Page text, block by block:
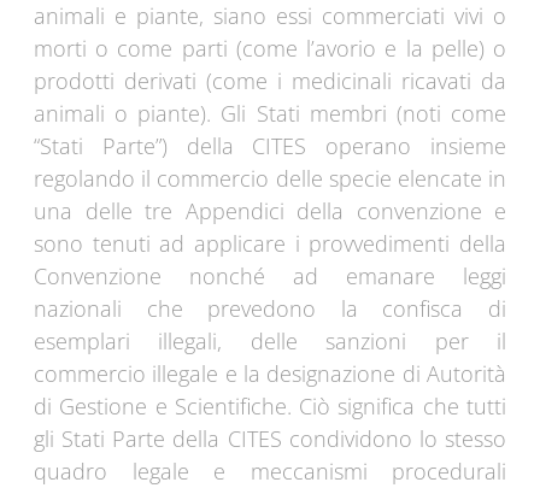
animali e piante, siano essi commerciati vivi o
morti o come parti (come l’avorio e la pelle) o
prodotti derivati (come i medicinali ricavati da
animali o piante). Gli Stati membri (noti come
“Stati Parte”) della CITES operano insieme
regolando il commercio delle specie elencate in
una delle tre Appendici della convenzione e
sono tenuti ad applicare i provvedimenti della
Convenzione nonché ad emanare leggi
nazionali che prevedono la confisca di
esemplari illegali, delle sanzioni per il
commercio illegale e la designazione di Autorità
di Gestione e Scientifiche. Ciò significa che tutti
gli Stati Parte della CITES condividono lo stesso
quadro legale e meccanismi procedurali